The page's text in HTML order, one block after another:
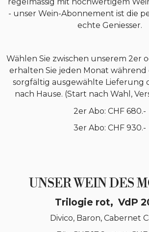
- unser Wein-Abonnement ist die
echte Geniesser.
Wählen Sie zwischen unserem 2er
erhalten Sie jeden Monat während
sorgfältig ausgewählte Lieferung
nach Hause. (Start nach Wahl,
2er Abo: CHF 680.-
3er Abo: CHF 930.-
UNSER WEIN DES
Trilogie rot, VdP
Divico, Baron, Cabernet